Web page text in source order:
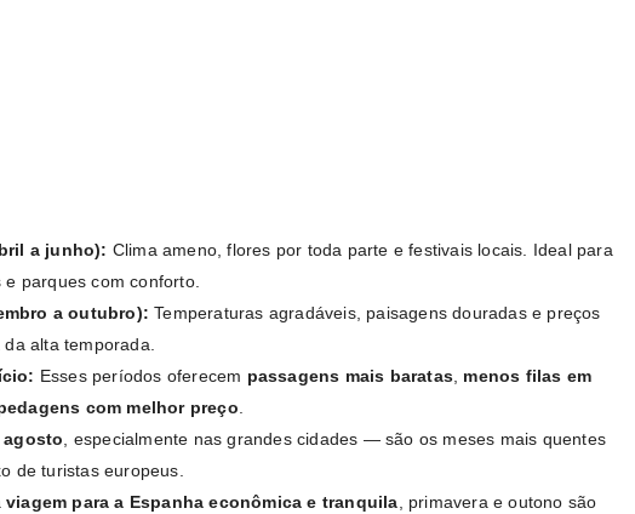
a junho): Clima ameno, flores por toda parte e festivais locais. Ideal para
parques com conforto.
a outubro): Temperaturas agradáveis, paisagens douradas e preços
alta temporada.
Esses períodos oferecem passagens mais baratas menos filas em
com melhor preço
, especialmente nas grandes cidades — são os meses mais quentes
de turistas europeus.
viagem para a Espanha econômica e tranquila , primavera e outono são